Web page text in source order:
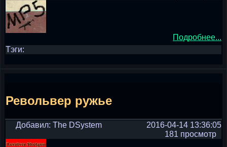
Подробнее...
Тэги:
Револьвер ружье
Добавил: The DSystem
2016-04-14 13:36:05
181 просмотр